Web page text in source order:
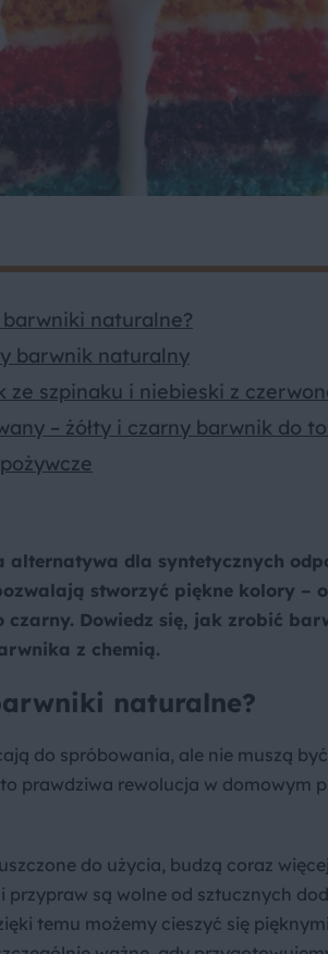
naturalne?
barwnik naturalny
szpinaku i niebieski z
– żółty i czarny barwnik do
dla syntetycznych
stworzyć piękne kolory –
Dowiedz się, jak zrobić
z chemią.
naturalne?
do spróbowania, ale nie muszą
prawdziwa rewolucja w domowym
do użycia, budzą coraz
są wolne od sztucznych
temu możemy cieszyć się